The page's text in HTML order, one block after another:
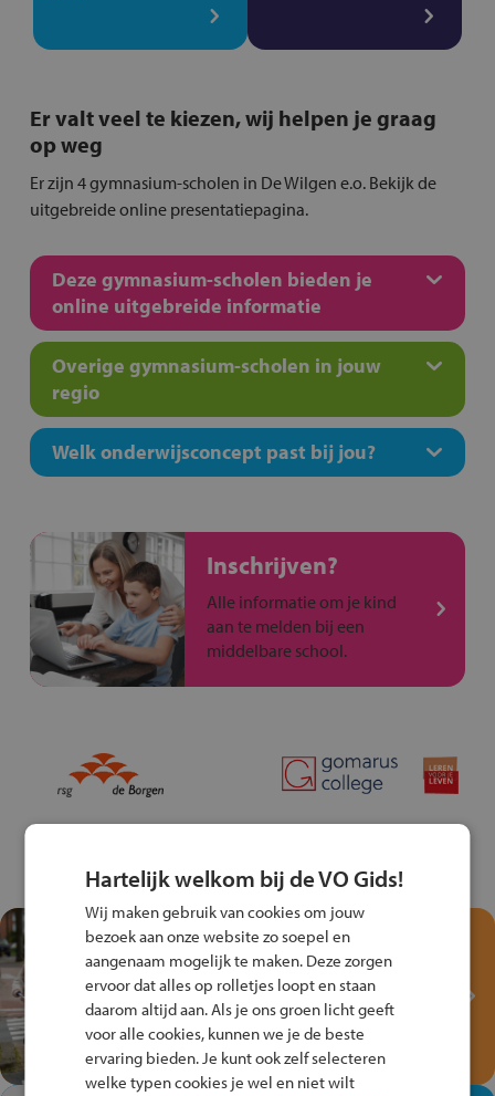
Er valt veel te kiezen, wij helpen je graag
op weg
Er zijn 4 gymnasium-scholen in De Wilgen e.o. Bekijk de
uitgebreide online presentatiepagina.
Deze gymnasium-scholen bieden je
online uitgebreide informatie
Overige gymnasium-scholen in jouw
regio
Welk onderwijsconcept past bij jou?
Inschrijven?
Alle informatie om je kind
aan te melden bij een
middelbare school.
Test je kennis met het
Fiets Veilig
Verkeersspel!
Speel het Fiets Veilig Verkeersspel
en win een Cortina-fiets!
Hartelijk welkom bij de VO Gids!
Wij maken gebruik van cookies om jouw
bezoek aan onze website zo soepel en
aangenaam mogelijk te maken. Deze zorgen
ervoor dat alles op rolletjes loopt en staan
daarom altijd aan. Als je ons groen licht geeft
voor alle cookies, kunnen we je de beste
ervaring bieden. Je kunt ook zelf selecteren
welke typen cookies je wel en niet wilt